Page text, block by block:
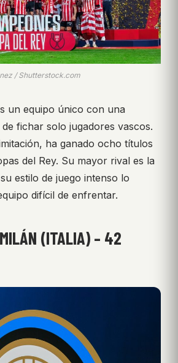
/ Shutterstock.com
un equipo único con una
fichar solo jugadores vascos.
ha ganado ocho títulos
del Rey. Su mayor rival es la
estilo de juego intenso lo
difícil de enfrentar.
(ITALIA) – 42